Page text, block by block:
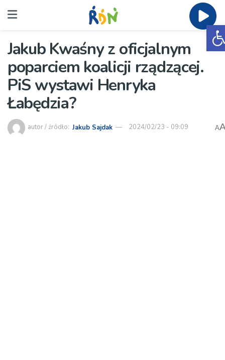
Jakub Kwaśny z oficjalnym
poparciem koalicji rządzącej.
PiS wystawi Henryka
Łabędzia?
autor / źródło: Jakub Sajdak 2024/02/23 - 09:09 A